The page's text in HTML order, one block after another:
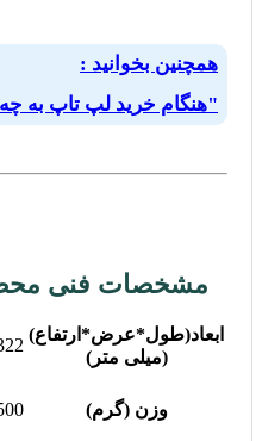
همچنین بخوانید :
"هنگام خرید لپ تاپ به
مشخصات فنی
ابعاد(طول*عرض*ارتفاع)
(میلی متر)
وزن (گرم)